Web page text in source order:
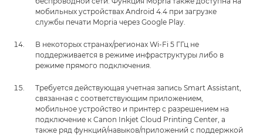
мобильных устройствах Android 4.4 при загрузке
службы печати Mopria через Google Play.
В некоторых странах/регионах Wi-Fi 5 ГГц не
поддерживается в режиме инфраструктуры либо в
режиме прямого подключения.
Требуется действующая учетная запись Smart Assistant,
связанная с соответствующим приложением,
мобильное устройство и принтер с разрешением на
подключение к Canon Inkjet Cloud Printing Center, а
также ряд функций/навыков/приложений с поддержкой